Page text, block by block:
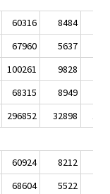
60316 8484
67960 5637
100261 9828
68315 8949
296852 32898
60924 8212
68604 5522